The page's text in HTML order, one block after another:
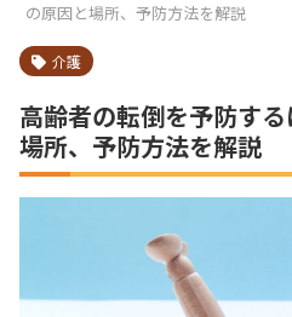
の原因と場所、予防方法を解説
介護
高齢者の転倒を予防す
場所、予防方法を解説